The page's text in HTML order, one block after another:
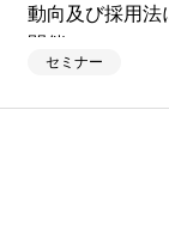
動向及び採用法
開催。
セミナー